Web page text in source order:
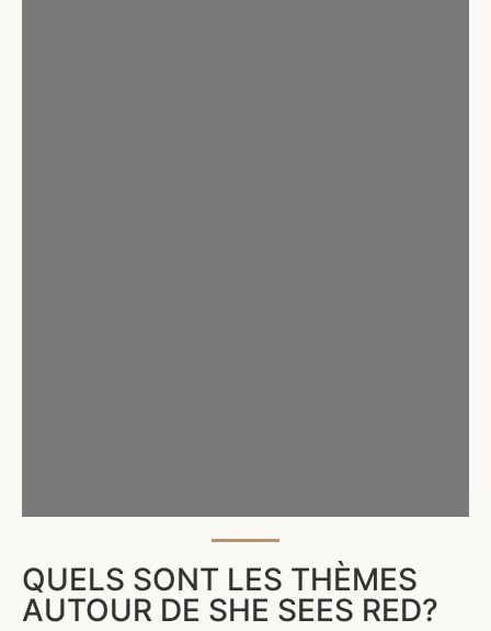
QUELS SONT LES THÈMES
AUTOUR DE SHE SEES RED?